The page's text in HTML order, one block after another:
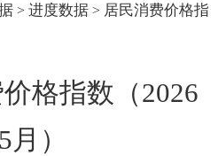
> 进度数据 > 居民消费价格指
格指数（2026
月）